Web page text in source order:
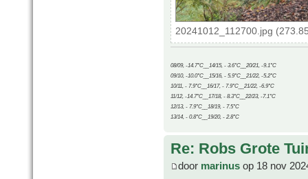
20241012_112700.jpg
08/09, -14.7°C__14/15, - 3.6°C__20/21, -9.1°C
09/10, -10.0°C__15/16, - 5.9°C__21/22, -5.2°C
10/11, - 7.9°C__16/17, - 7.9°C__21/22, -6.9°C
11/12, -14.7°C__17/18, - 8.3°C__22/23, -7.1°C
12/13, - 7.9°C__18/19, - 7.5°C
13/14, - 0.8°C__19/20, - 2.8°C
Re: Robs Grote
door marinus op 18 nov